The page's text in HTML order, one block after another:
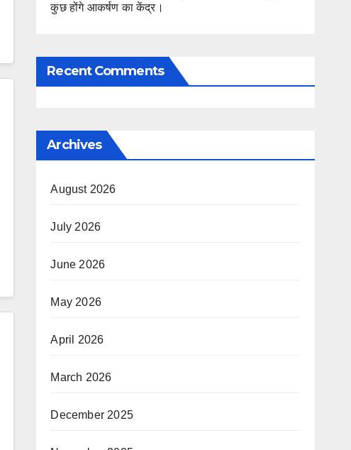
कुछ होंगे आकर्षण का केंद्र।
Recent Comments
Archives
August 2026
July 2026
June 2026
May 2026
April 2026
March 2026
December 2025